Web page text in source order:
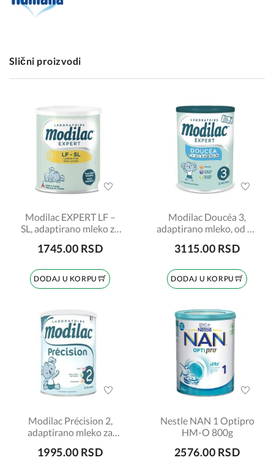
Slični proizvodi
Modilac EXPERT LF –
SL, adaptirano mleko za
od rođenja, 400gr
1745.00 RSD
DODAJ U KORPU
Modilac Doucéa 3,
adaptirano mleko, od 12
3115.00 RSD
DODAJ U KORPU
Modilac Précision 2,
adaptirano mleko za
700gr
1995.00 RSD
Nestle NAN 1 Optipro
HM-O 800g
2576.00 RSD